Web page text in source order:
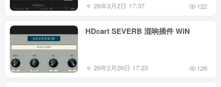
26年3月2日 17:37 122
HDcart SEVERB 混响插件 WiN
26年2月26日 17:23 126